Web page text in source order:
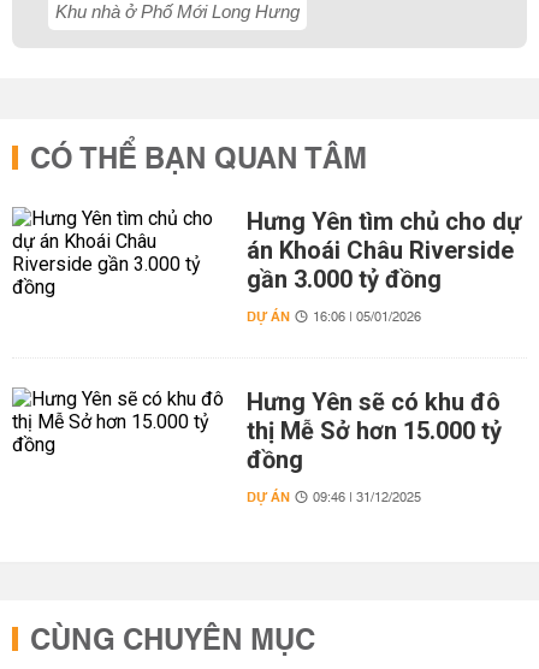
Khu nhà ở Phố Mới Long Hưng
CÓ THỂ BẠN QUAN TÂM
Hưng Yên tìm chủ cho dự
án Khoái Châu Riverside
gần 3.000 tỷ đồng
DỰ ÁN 16:06 | 05/01/2026
Hưng Yên sẽ có khu đô
thị Mễ Sở hơn 15.000 tỷ
đồng
DỰ ÁN 09:46 | 31/12/2025
CÙNG CHUYÊN MỤC